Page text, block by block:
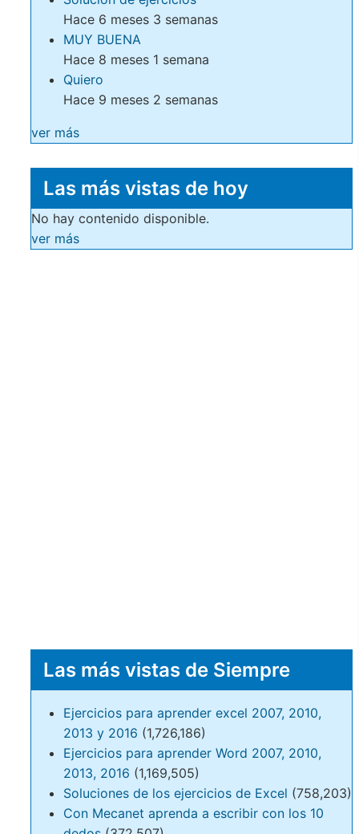
Hace 6 meses 3 semanas
MUY BUENA
Hace 8 meses 1 semana
Quiero
Hace 9 meses 2 semanas
ver más
Las más vistas de hoy
No hay contenido disponible.
ver más
Las más vistas de Siempre
Ejercicios para aprender excel 2007, 2010,
2013 y 2016 (1,726,186)
Ejercicios para aprender Word 2007, 2010,
2013, 2016 (1,169,505)
Soluciones de los ejercicios de Excel (758,203)
Con Mecanet aprenda a escribir con los 10